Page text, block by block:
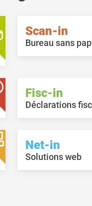
Scan-in
Bureau sans
Fisc-in
Déclarations
Net-in
Solutions web